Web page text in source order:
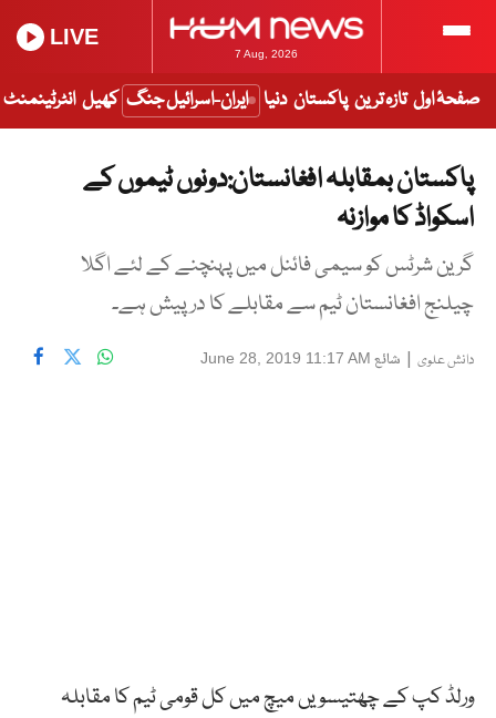
7 Aug, 2026
LIVE
صفحۂ اول تازہ ترین پاکستان دنیا ایران-اسرائیل جنگ کھیل انٹرٹینمنٹ
پاکستان بمقابلہ افغانستان:دونوں ٹیموں کے
اسکواڈ کا موازنہ
گرین شرٹس کو سیمی فائنل میں پہنچنے کے لئے اگلا
چیلنج افغانستان ٹیم سے مقابلے کا درپیش ہے۔
دانش علوی | شائع June 28, 2019 11:17 AM
ورلڈ کپ کے چھتیسویں میچ میں کل قومی ٹیم کا مقابلہ